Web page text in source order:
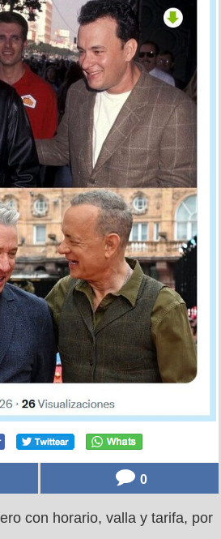
0
con horario, valla y tarifa, por